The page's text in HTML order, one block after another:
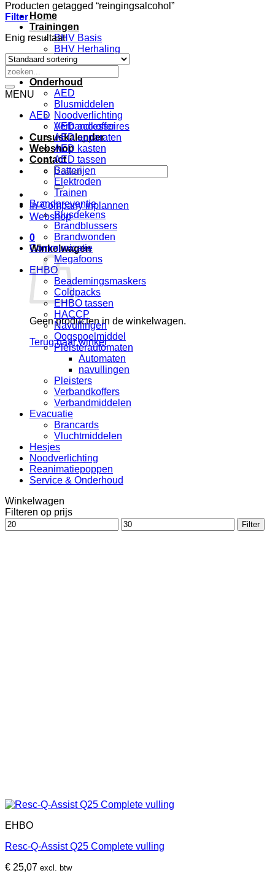
Home
Trainingen
BHV Basis
BHV Herhaling
EHBO
Onderhoud
AED
Blusmiddelen
Noodverlichting
Verbandkoffer
Cursuskalender
Webshop
Contact
Zoeken
naar:
In-Company inplannen
Webshop
0
Winkelwagen
Geen producten in de winkelwagen.
Terug naar winkel
Producten getagged “reingingsalcohol”
Filter
Enig resultaat
Zoeken
naar:
MENU
AED
AED accessoires
AED apparaten
AED kasten
AED tassen
Batterijen
Elektroden
Trainen
Brandpreventie
Blusdekens
Brandblussers
Brandwonden
Communicatie
Megafoons
EHBO
Beademingsmaskers
Coldpacks
EHBO tassen
HACCP
Navullingen
Oogspoelmiddel
Pleisterautomaten
Automaten
navullingen
Pleisters
Verbandkoffers
Verbandmiddelen
Evacuatie
Brancards
Vluchtmiddelen
Hesjes
Noodverlichting
Reanimatiepoppen
Service & Onderhoud
Winkelwagen
Filteren op prijs
Min.
prijs
Max.
prijs
Filter
EHBO
Resc-Q-Assist Q25 Complete vulling
€ 25,07 excl. btw